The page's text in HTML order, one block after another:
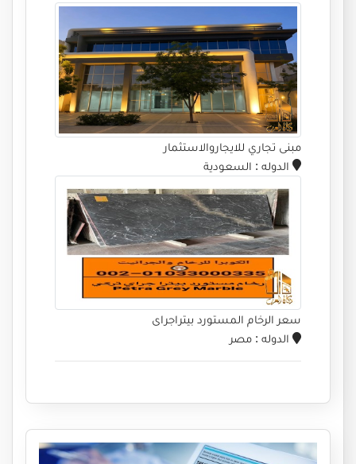
مبنى تجاري للايجاروالاستثمار
الدوله: السعودية
سعر الرخام المستورد بيتراجراى
الدوله: مصر